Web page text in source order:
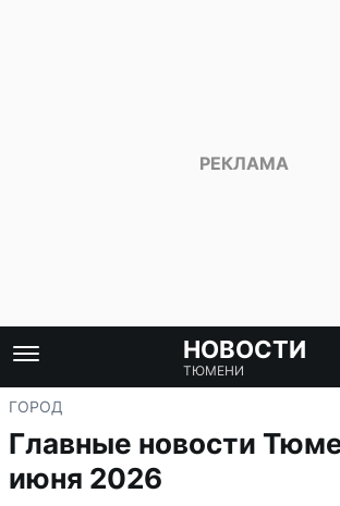
НОВОСТИ
ТЮМЕНИ
ГОРОД
Главные новости
июня 2026